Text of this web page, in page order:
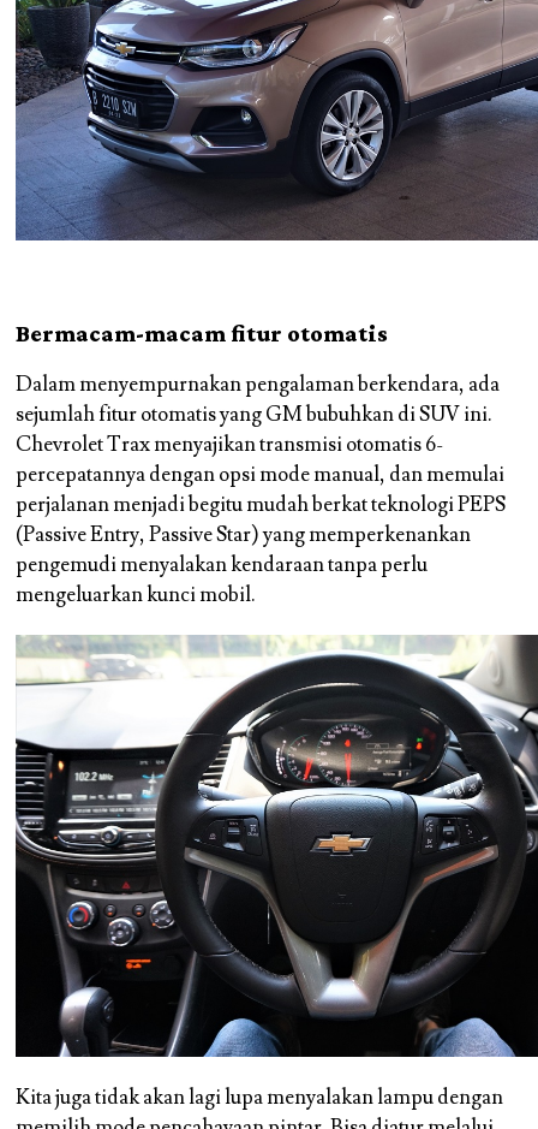
Bermacam-macam fitur otomatis
Dalam menyempurnakan pengalaman berkendara, ada
sejumlah fitur otomatis yang GM bubuhkan di SUV ini.
Chevrolet Trax menyajikan transmisi otomatis 6-
percepatannya dengan opsi mode manual, dan memulai
perjalanan menjadi begitu mudah berkat teknologi PEPS
(Passive Entry, Passive Star) yang memperkenankan
pengemudi menyalakan kendaraan tanpa perlu
mengeluarkan kunci mobil.
Kita juga tidak akan lagi lupa menyalakan lampu dengan